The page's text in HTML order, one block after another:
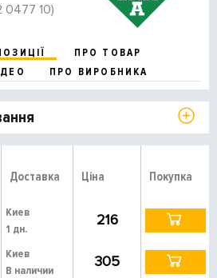
0477 10)
ПРО ТОВАР
ПРО ВИРОБНИКА
Доставка Ціна Покупка
Киев
1 дн.
216
Киев
В наличии
305